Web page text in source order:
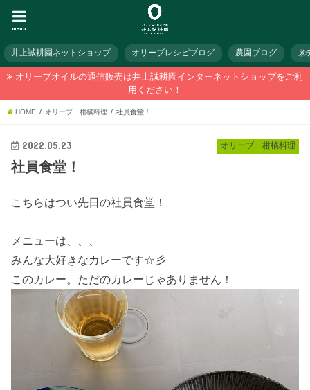
menu
井上誠耕園ネットショップ オリーブレシピブログ 農園ブログ メ
オリーブオイルの通信販売は井上誠耕園インターネットショップをご利
用ください！
HOME オリーブ 柑橘料理 社員食堂！
オリーブ 柑橘料理
2022.05.23
社員食堂！
こちらはつい先日の社員食堂！
メニューは、、、
みんな大好きなカレーです☆彡
このカレー。ただのカレーじゃありません！